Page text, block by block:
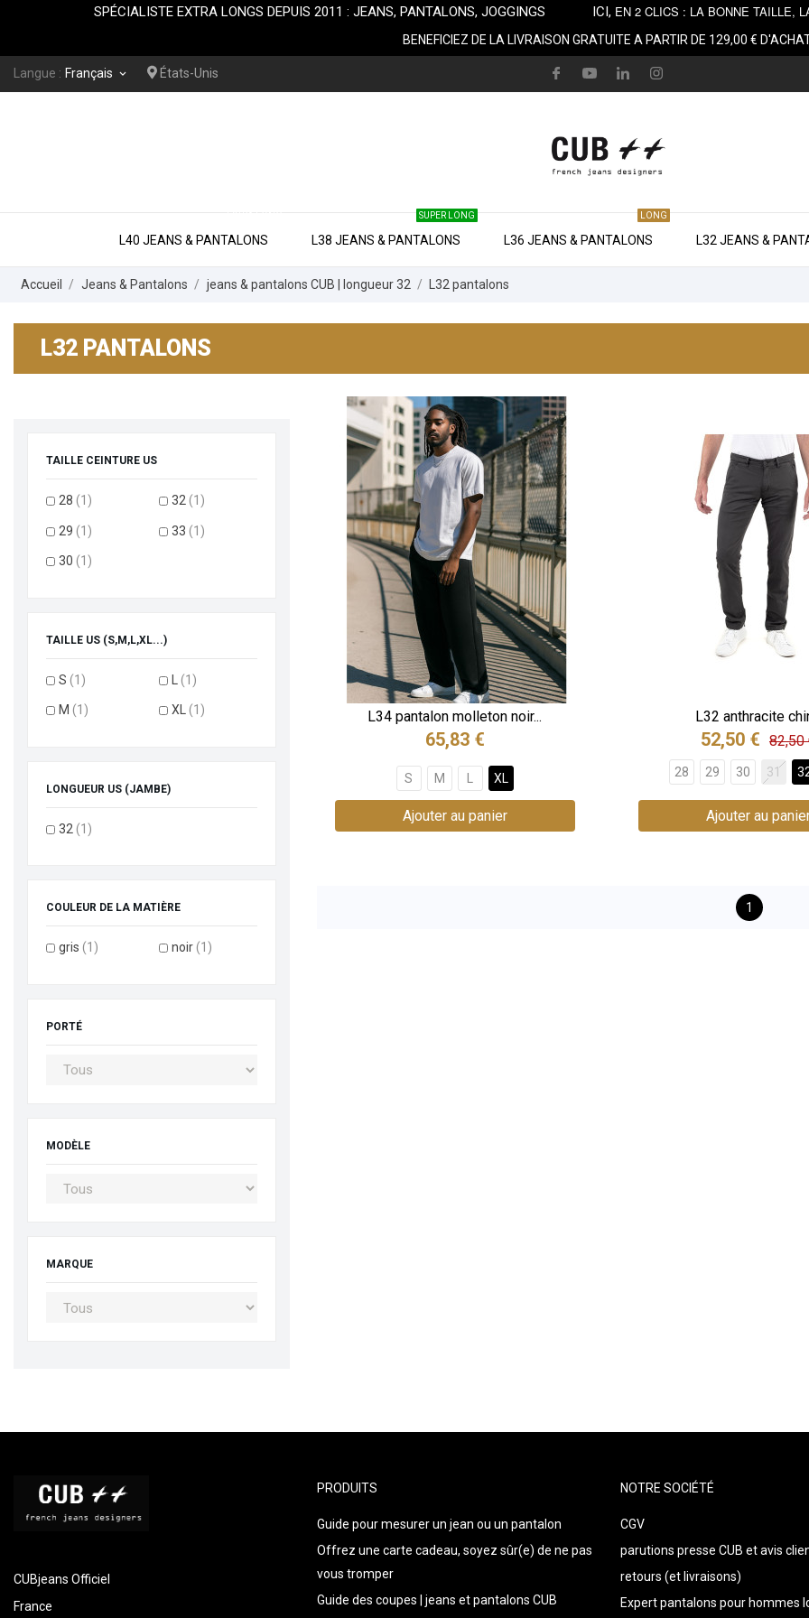
SPÉCIALISTE EXTRA LONGS DEPUIS 2011 : JEANS, PANTALONS, JOGGINGS ICI, EN 2 CLICS : LA BONNE TAILLE,
BENEFICIEZ DE LA LIVRAISON GRATUITE A PARTIR DE 129,00 €
Langue : Français keyboard_arrow_down États-Unis
L40 JEANS & PANTALONS L38 JEANS & PANTALONS
SUPER LONG
L36 JEANS & PANTALONS
LONG
L32 JEANS &
Accueil Jeans & Pantalons jeans & pantalons CUB | longueur 32 L32 pantalons
L32 PANTALONS
TAILLE CEINTURE US
28 (1)
29 (1)
30 (1)
32(1)
33 (1)
TAILLE US (S,M,L,XL...)
S (1)
M (1)
(1)
XL(1)
LONGUEUR US (JAMBE)
32 (1)
COULEUR DE LA MATIÈRE
gris (1) noir(1)
PORTÉ
MODÈLE
MARQUE
L34 pantalon molleton noir...
65,83 €
S M L XL
Ajouter au panier
L32 anthracite
52,50 € 82,50
28 29 30 31
Ajouter au
1
CUBjeans Officiel
France
PRODUITS
Guide pour mesurer un jean ou un pantalon
Offrez une carte cadeau, soyez sûr(e) de ne pas
vous tromper
Guide des coupes | jeans et pantalons CUB
NOTRE SOCIÉTÉ
CGV
parutions presse CUB et avis
retours (et livraisons)
Expert pantalons pour hommes